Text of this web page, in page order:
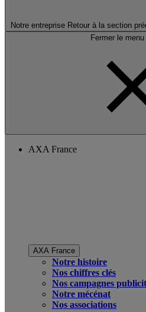
Notre entreprise Retour à la section
Fermer le menu
AXA France
AXA France
Notre histoire
Nos chiffres clés
Nos campagnes
Notre mécénat
Nos associations